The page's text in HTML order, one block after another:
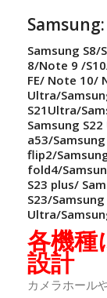
Samsung:
Samsung S8/
8/Note 9 /
FE/ Note 10/
Ultra/
S21Ultra/
Samsung
a53/
flip2/
fold4/
S23 plus/
S23/
Ultra/
各機種
設計
カメラホール